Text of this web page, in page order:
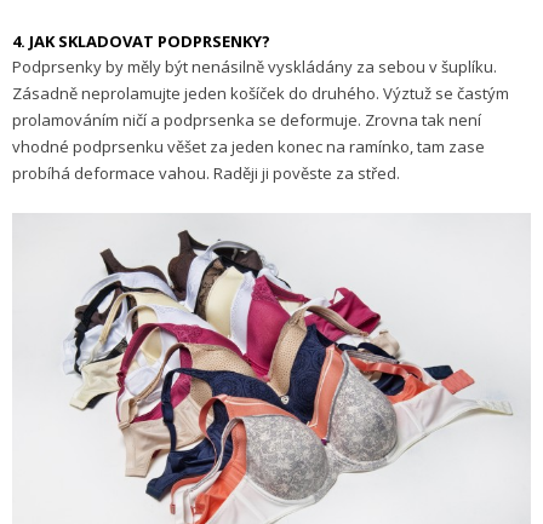
4. JAK SKLADOVAT PODPRSENKY?
Podprsenky by měly být nenásilně vyskládány za sebou v šuplíku.
Zásadně neprolamujte jeden košíček do druhého. Výztuž se častým
prolamováním ničí a podprsenka se deformuje. Zrovna tak není
vhodné podprsenku věšet za jeden konec na ramínko, tam zase
probíhá deformace vahou. Raději ji pověste za střed.